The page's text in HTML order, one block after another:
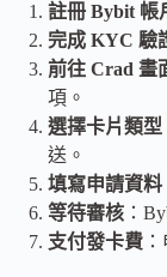
註冊 Bybit 帳
完成 KYC 驗
前往 Crad 畫
項。
選擇卡片類型
送。
填寫申請資料
等待審核 ：
支付發卡費